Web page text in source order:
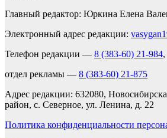
Главный редактор: Юркина Елена
Электронный адрес редакции:
Телефон редакции — 8 (383-60) 21-984,
отдел рекламы — 8 (383-60) 21-875
Адрес редакции: 632080,
район, с. Северное, ул. Ленина, д. 22
Политика конфиденциальности